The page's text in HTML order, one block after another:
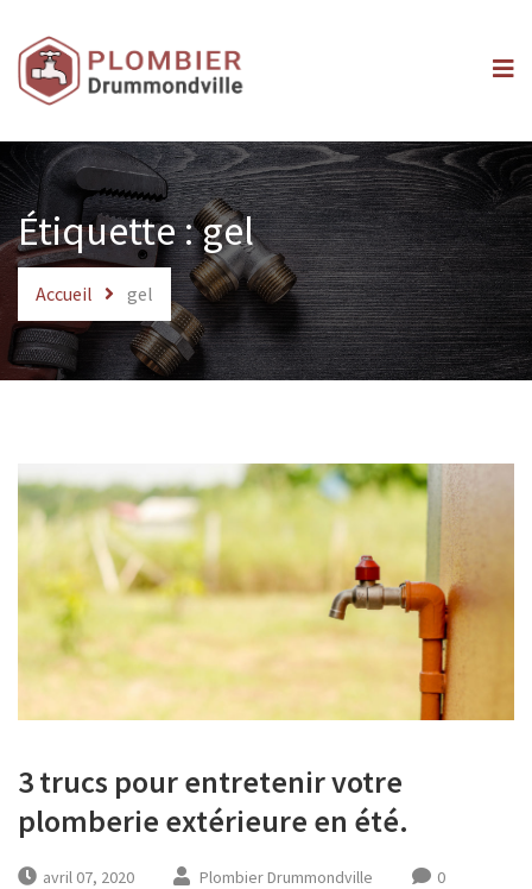
Accueil
Service
À propos
Blogue
Urgence
Étiquette :gel
Accueil gel
3 trucs pour entretenir votre
plomberie extérieure en été.
avril 07, 2020 Plombier Drummondville
0